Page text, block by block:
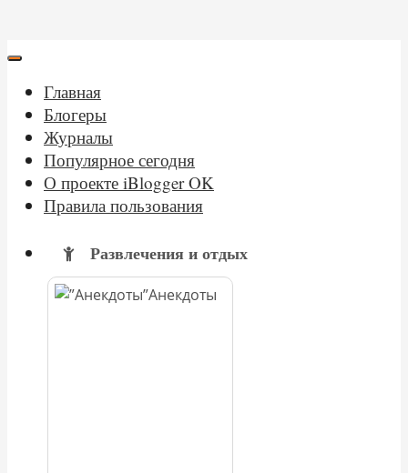
Главная
Блогеры
Журналы
Популярное сегодня
О проекте iBlogger OK
Правила пользования
Развлечения и отдых
Анекдоты